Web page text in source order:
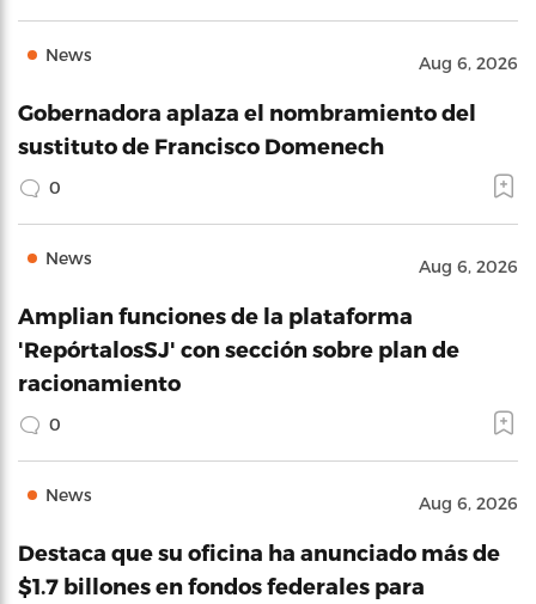
News Aug 6, 2026
Gobernadora aplaza el nombramiento del
sustituto de Francisco Domenech
0
News Aug 6, 2026
Amplian funciones de la plataforma
'RepórtalosSJ' con sección sobre plan de
racionamiento
0
News Aug 6, 2026
Destaca que su oficina ha anunciado más de
$1.7 billones en fondos federales para